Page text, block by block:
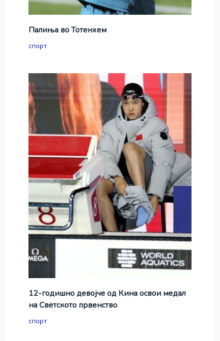
Палиња во Тотенхем
спорт
12-годишно девојче од Кина освои медал
на Светското првенство
спорт